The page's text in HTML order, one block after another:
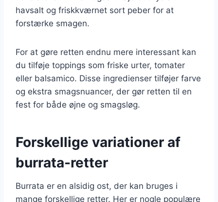
havsalt og friskkværnet sort peber for at
forstærke smagen.
For at gøre retten endnu mere interessant kan
du tilføje toppings som friske urter, tomater
eller balsamico. Disse ingredienser tilføjer farve
og ekstra smagsnuancer, der gør retten til en
fest for både øjne og smagsløg.
Forskellige variationer af
burrata-retter
Burrata er en alsidig ost, der kan bruges i
mange forskellige retter. Her er nogle populære